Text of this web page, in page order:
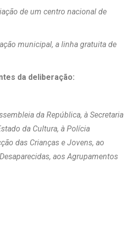
de um centro nacional de
municipal, a linha gratuita de
da deliberação:
da República, à Secretaria
da Cultura, à Polícia
das Crianças e Jovens, ao
aos Agrupamentos